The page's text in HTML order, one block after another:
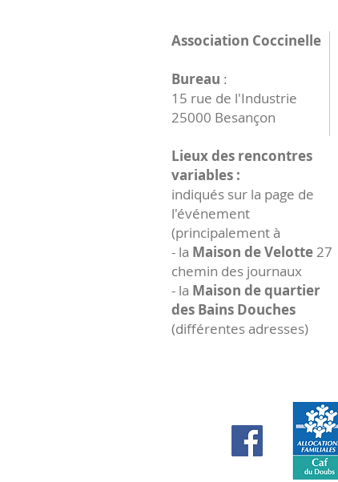
Association Coccinelle
Bureau :
15 rue de l'Industrie
25000 Besançon
Lieux des rencontres
variables :
indiqués sur la page de
l'événement
(principalement à
- la Maison de Velotte27
chemin des journaux
- la Maison de quartier
des Bains Douches
(différentes adresses)